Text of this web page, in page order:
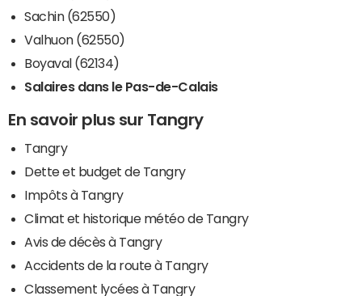
Sachin (62550)
Valhuon (62550)
Boyaval (62134)
Salaires dans le Pas-de-Calais
En savoir plus sur Tangry
Tangry
Dette et budget de Tangry
Impôts à Tangry
Climat et historique météo de Tangry
Avis de décès à Tangry
Accidents de la route à Tangry
Classement lycées à Tangry